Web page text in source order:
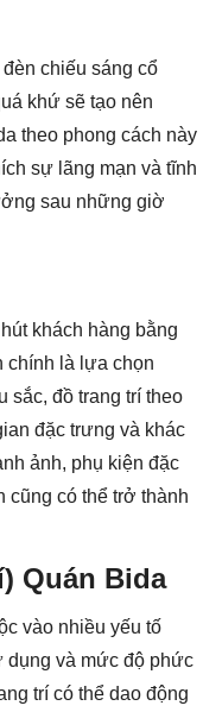
chiếu sáng cổ
khứ sẽ tạo nên
theo phong cách này
sự lãng mạn và tĩnh
sau những giờ
khách hàng bằng
chính là lựa chọn
sắc, đồ trang trí theo
đặc trưng và khác
ảnh, phụ kiện đặc
cũng có thể trở thành
Quán Bida
vào nhiều yếu tố
dụng và mức độ phức
trí có thể dao động